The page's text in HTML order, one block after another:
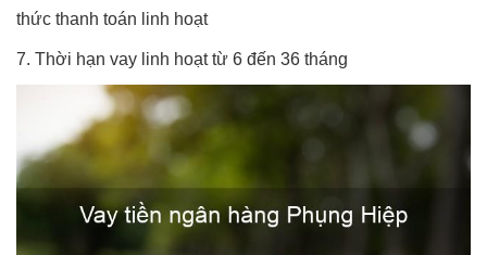
thức thanh toán linh hoạt
7. Thời hạn vay linh hoạt từ 6 đến 36 tháng